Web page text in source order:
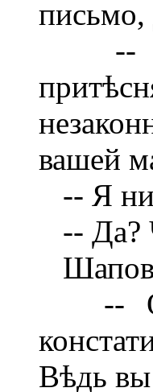
письмо,
--
вашей
-- Я
-- Да?
--
Вѣдь вы